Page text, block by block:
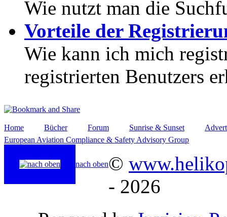
Wie nutzt man die
Vorteile der
Wie kann ich mich
registrierten Benutzers
Home Bücher Forum Sunrise & Sunset
European Aviation Compliance & Safety Advisory Group
nach oben©
- 2026